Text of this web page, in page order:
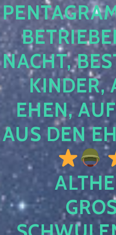
TRIEBEN
CHT,
NDER,
EN,
S DEN